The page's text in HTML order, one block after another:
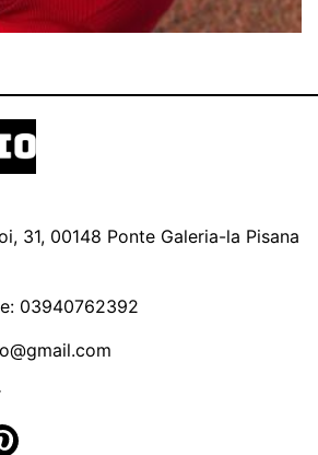
31, 00148 Ponte Galeria-la Pisana
03940762392